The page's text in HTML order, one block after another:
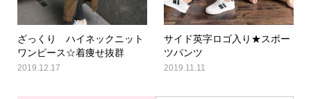
ざっくり ハイネックニット
ワンピース☆着痩せ抜群
2019.12.17
サイド英字ロゴ入り★スポー
ツパンツ
2019.11.11